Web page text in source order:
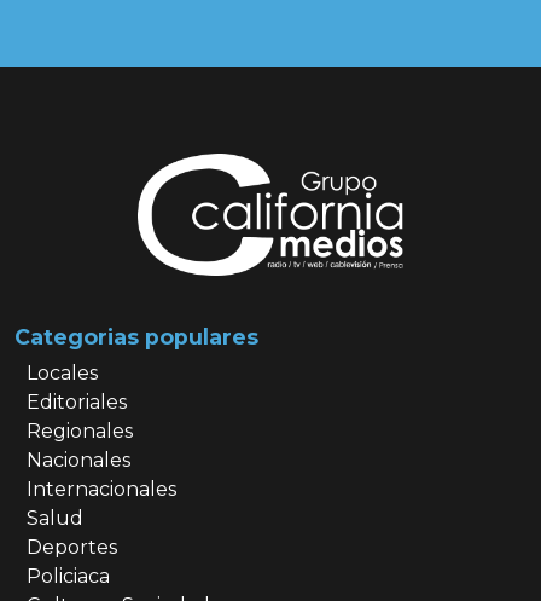
Categorias populares
Locales
Editoriales
Regionales
Nacionales
Internacionales
Salud
Deportes
Policiaca